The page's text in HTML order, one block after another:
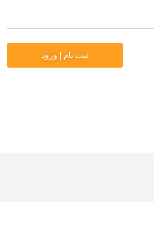
ثبت نام | ورود